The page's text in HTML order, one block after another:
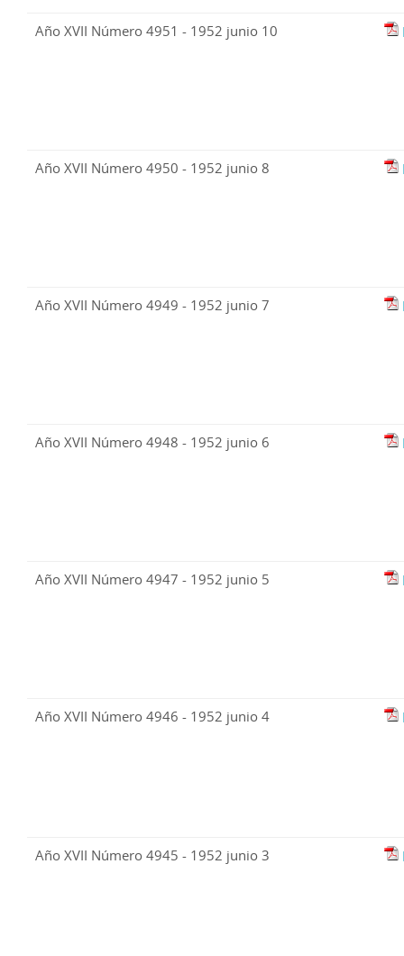
Año XVII Número 4951 - 1952 junio 10
Año XVII Número 4950 - 1952 junio 8
Año XVII Número 4949 - 1952 junio 7
Año XVII Número 4948 - 1952 junio 6
Año XVII Número 4947 - 1952 junio 5
Año XVII Número 4946 - 1952 junio 4
Año XVII Número 4945 - 1952 junio 3